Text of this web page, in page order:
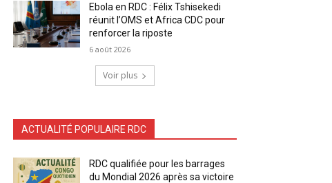
Ebola en RDC : Félix Tshisekedi
réunit l’OMS et Africa CDC pour
renforcer la riposte
6 août 2026
Voir plus
ACTUALITÉ POPULAIRE RDC
RDC qualifiée pour les barrages
du Mondial 2026 après sa victoire